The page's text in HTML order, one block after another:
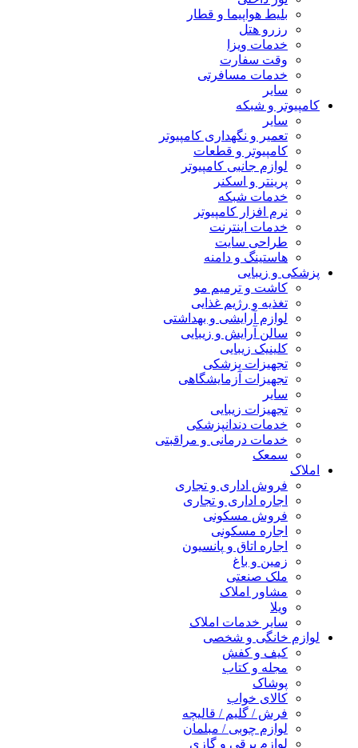
بلیط هواپیما و قطار
رزرو هتل
خدمات ویزا
وقت سفارت
خدمات مسافرتی
سایر
کامپیوتر و شبکه
سایر
تعمیر و نگهداری کامپیوتر
کامپیوتر و قطعات
لوازم جانبی کامپیوتر
پرینتر و اسکنر
خدمات شبکه
نرم افزار کامپیوتر
خدمات اینترنت
طراحی سایت
هاستینگ و دامنه
پزشکی و زیبایی
کاشت و ترمیم مو
تغذیه و رژیم غذایی
لوازم آرایشی و بهداشتی
سالن آرایش و زیبایی
کلینیک زیبایی
تجهیزات پزشکی
تجهیزات آزمایشگاهی
سایر
تجهیزات زیبایی
خدمات دندانپزشکی
خدمات درمانی و مراقبتی
سمعک
املاک
فروش اداری و تجاری
اجاره اداری و تجاری
فروش مسکونی
اجاره مسکونی
اجاره اتاق و پانسیون
زمین و باغ
ملک صنعتی
مشاور املاک
ویلا
سایر خدمات املاک
لوازم خانگی و شخصی
کیف و کفش
مجله و کتاب
پوشاک
کالای خواب
فرش / گلیم / قالیچه
لوازم چوبی / مبلمان
لوازم برقی و گازی